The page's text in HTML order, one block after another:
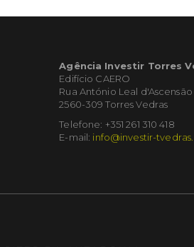
Agência Investir Torres
Edifício CAERO
Rua António Leal d'Ascensão
2560-309 Torres Vedras
Telefone: +351 261 310 418
E-mail: info@investir-